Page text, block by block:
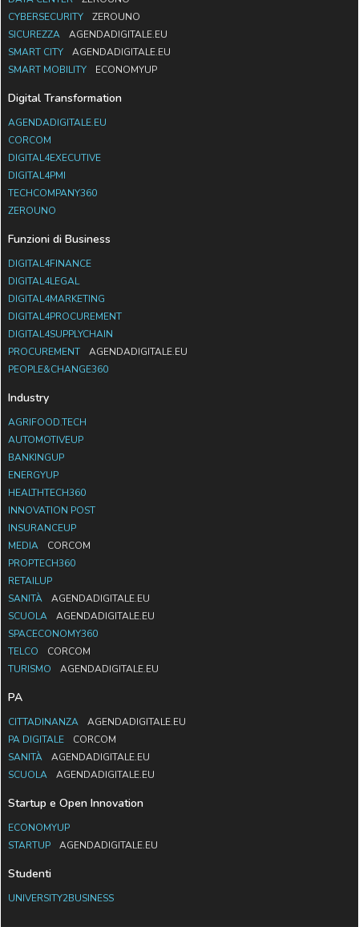
CYBERSECURITY
ZEROUNO
SICUREZZA
AGENDADIGITALE.EU
SMART CITY
AGENDADIGITALE.EU
SMART MOBILITY
ECONOMYUP
Digital Transformation
AGENDADIGITALE.EU
CORCOM
DIGITAL4EXECUTIVE
DIGITAL4PMI
TECHCOMPANY360
ZEROUNO
Funzioni di Business
DIGITAL4FINANCE
DIGITAL4LEGAL
DIGITAL4MARKETING
DIGITAL4PROCUREMENT
DIGITAL4SUPPLYCHAIN
PROCUREMENT
AGENDADIGITALE.EU
PEOPLE&CHANGE360
Industry
AGRIFOOD.TECH
AUTOMOTIVEUP
BANKINGUP
ENERGYUP
HEALTHTECH360
INNOVATION POST
INSURANCEUP
MEDIA
CORCOM
PROPTECH360
RETAILUP
SANITÀ
AGENDADIGITALE.EU
SCUOLA
AGENDADIGITALE.EU
SPACECONOMY360
TELCO
CORCOM
TURISMO
AGENDADIGITALE.EU
PA
CITTADINANZA
AGENDADIGITALE.EU
PA DIGITALE
CORCOM
SANITÀ
AGENDADIGITALE.EU
SCUOLA
AGENDADIGITALE.EU
Startup e Open Innovation
ECONOMYUP
STARTUP
AGENDADIGITALE.EU
Studenti
UNIVERSITY2BUSINESS